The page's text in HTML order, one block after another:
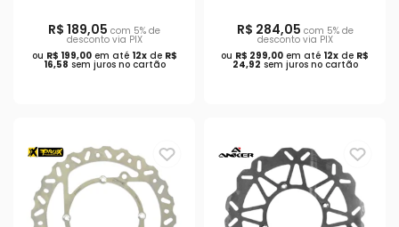
R$ 189,05 com 5% de
desconto via PIX
ou R$ 199,00em até 12xde R$
16,58 sem juros no cartão
R$ 284,05 com 5% de
desconto via PIX
ou R$ 299,00 em até 12x de R$
24,92 sem juros no cartão